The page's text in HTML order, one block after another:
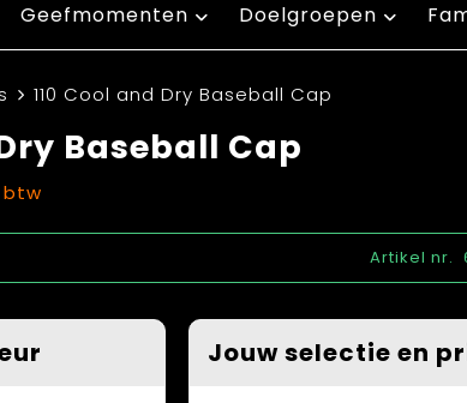
Geefmomenten Doelgroepen
110 Cool and Dry Baseball Cap
Baseball Cap
btw
Artikel nr.
Jouw selectie en